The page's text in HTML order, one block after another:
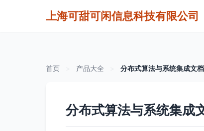
上海可甜可闲信息科技有限公司
首页 产品大全 分布式算法与系统集成文
分布式算法与系统集成